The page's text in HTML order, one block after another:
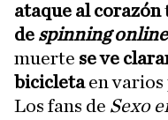
ataque al corazón
de spinning online
muerte se ve
bicicletaen varios
Los fans de Sexo